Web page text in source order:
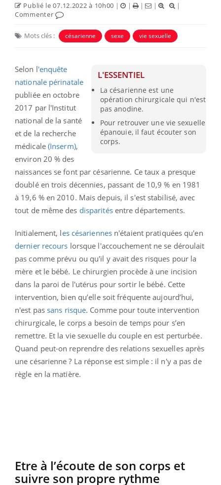
Publié le 07.12.2022 à 10h00 | | | |
|
Commenter
Mots clés : césarienne sexe vie sexuelle
L'ESSENTIEL
La césarienne est une
opération chirurgicale qui n'est
pas anodine.
Pour retrouver une vie sexuelle
épanouie, il faut écouter son
corps.
Selon l'enquête
nationale périnatale
publiée en octobre
2017 par l'Institut
national de la santé
et de la recherche
médicale (Inserm),
environ 20 % des
naissances se font par césarienne. Ce taux a presque
doublé en trois décennies, passant de 10,9 % en 1981
à 19,6 % en 2010. Mais depuis, il s'est stabilisé, avec
tout de même des disparitésentre départements.
Initialement, les césariennesn'étaient pratiquées qu'en
dernier recours lorsque l'accouchement ne se déroulait
pas comme prévu ou qu'il y avait des risques pour la
mère et le bébé. Le chirurgien procède à une incision
dans la paroi de l'utérus pour sortir le bébé. Cette
intervention, bien qu’elle soit fréquente aujourd’hui,
n'est pas sans risque. Comme pour toute intervention
chirurgicale, le corps a besoin de temps pour s’en
remettre. Et la vie sexuelle du couple en est perturbée.
Quand peut-on reprendre des relations sexuelles après
une césarienne ? La réponse est simple : il n'y a pas de
règle en la matière.
Etre à l’écoute de son corps et
suivre son propre rythme